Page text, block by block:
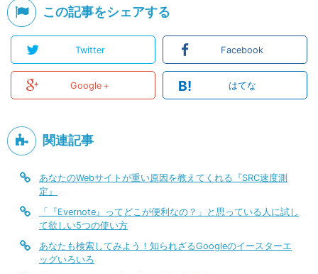
この記事をシェアする
Twitter Facebook
Google＋ B! はてな
関連記事
あなたのWebサイトが重い原因を教えてくれる『SRC速度測
定』
「『Evernote』ってどこが便利なの？」と思っている人に試し
て欲しい5つの使い方
あなたも検索してみよう！知られざるGoogleのイースターエ
ッグいろいろ